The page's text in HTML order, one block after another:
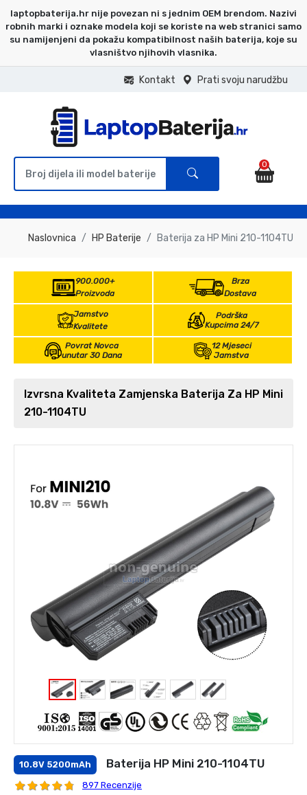
laptopbaterija.hr nije povezan ni s jednim OEM brendom. Nazivi
robnih marki i oznake modela koji se koriste na web stranici samo
su namijenjeni da pokažu kompatibilnost naših baterija, koje su
vlasništvo njihovih vlasnika.
Prati svoju narudžbu
Kontakt
0
Naslovnica HP Baterije Baterija za HP Mini 210-1104TU
900.000+
Proizvoda
Brza
Dostava
Jamstvo
Kvalitete
Podrška
Kupcima 24/7
Povrat Novca
unutar 30 Dana
12 Mjeseci
Jamstva
Izvrsna Kvaliteta Zamjenska Baterija Za HP Mini
210-1104TU
10.8V 5200mAh Baterija HP Mini 210-1104TU
897 Recenzije